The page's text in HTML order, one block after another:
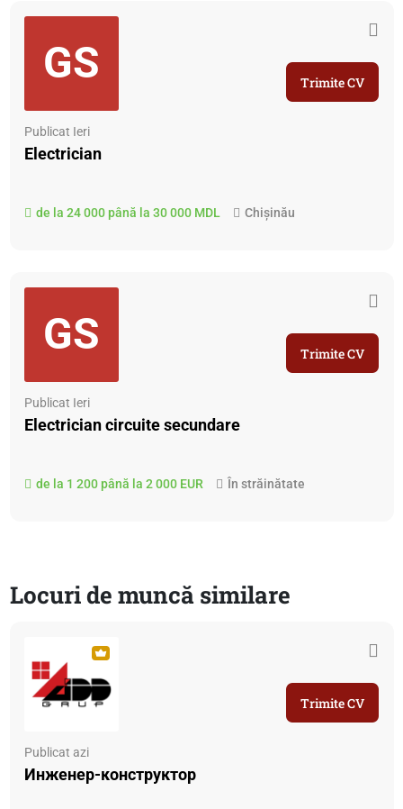
GS
Publicat Ieri
Electrician
de la 24 000 până la 30 000 MDL Chișinău
Trimite CV
GS
Publicat Ieri
Electrician circuite secundare
de la 1 200 până la 2 000 EUR În străinătate
Trimite CV
Locuri de muncă similare
Publicat azi
Инженер-конструктор
Trimite CV